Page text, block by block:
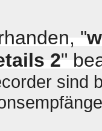
"
2"
sind